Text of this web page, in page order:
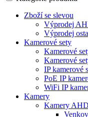
Zboží se slevou
Výprodej
Výprodej
Kamerové sety
Kamerové
Kamerové
IP kamerové
PoE IP
WiFi IP
Kamery
Kamery